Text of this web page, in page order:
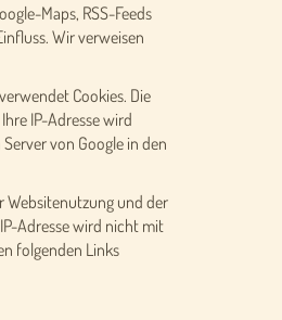
Maps, RSS-Feeds
Wir verweisen
Cookies. Die
IP-Adresse wird
von Google in den
Websitenutzung und der
Adresse wird nicht mit
folgenden Links